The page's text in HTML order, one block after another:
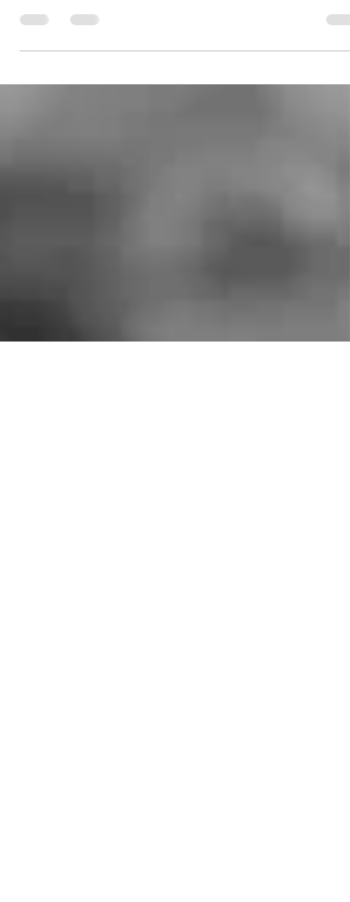
Toucher conscient, rééquilibre corps-esprit et rituels
: une massothérapie pour apaiser le stress, clarifier